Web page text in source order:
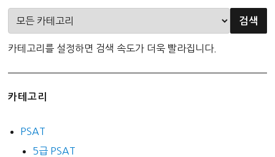
카테고리를 설정하면 검색 속도가 더욱 빨라집니다.
카테고리
PSAT
5급 PSAT